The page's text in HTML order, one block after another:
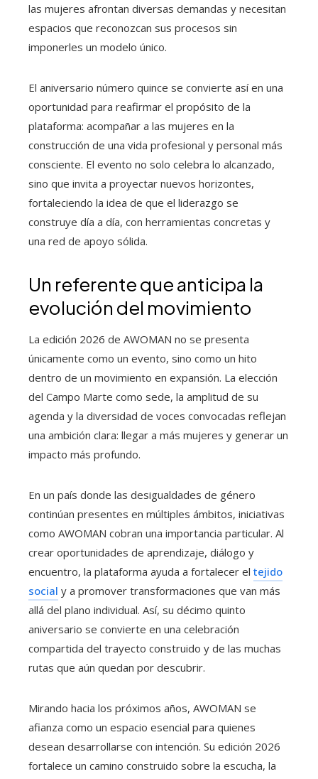
las mujeres afrontan diversas demandas y necesitan
espacios que reconozcan sus procesos sin
imponerles un modelo único.
El aniversario número quince se convierte así en una
oportunidad para reafirmar el propósito de la
plataforma: acompañar a las mujeres en la
construcción de una vida profesional y personal más
consciente. El evento no solo celebra lo alcanzado,
sino que invita a proyectar nuevos horizontes,
fortaleciendo la idea de que el liderazgo se
construye día a día, con herramientas concretas y
una red de apoyo sólida.
Un referente que anticipa la
evolución del movimiento
La edición 2026 de AWOMAN no se presenta
únicamente como un evento, sino como un hito
dentro de un movimiento en expansión. La elección
del Campo Marte como sede, la amplitud de su
agenda y la diversidad de voces convocadas reflejan
una ambición clara: llegar a más mujeres y generar un
impacto más profundo.
En un país donde las desigualdades de género
continúan presentes en múltiples ámbitos, iniciativas
como AWOMAN cobran una importancia particular. Al
crear oportunidades de aprendizaje, diálogo y
encuentro, la plataforma ayuda a fortalecer el tejido
social y a promover transformaciones que van más
allá del plano individual. Así, su décimo quinto
aniversario se convierte en una celebración
compartida del trayecto construido y de las muchas
rutas que aún quedan por descubrir.
Mirando hacia los próximos años, AWOMAN se
afianza como un espacio esencial para quienes
desean desarrollarse con intención. Su edición 2026
fortalece un camino construido sobre la escucha, la